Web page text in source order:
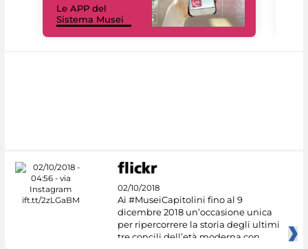
Le APP del
Sistema Musei
02/10/2018
Ai #MuseiCapitolini fino al 9
dicembre 2018 un’occasione unica
per ripercorrere la storia degli ultimi
tre concili dell’età moderna con